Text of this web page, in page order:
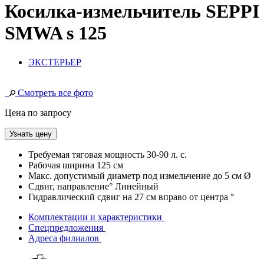
Косилка-измельчитель SEPPI
SMWA s 125
ЭКСТЕРЬЕР
Смотреть все фото
Цена по запросу
Узнать цену
Требуемая тяговая мощность 30-90 л. с.
Рабочая ширина 125 см
Макс. допустимый диаметр под измельчение до 5 см Ø
Сдвиг, направление° Линейный
Гидравлический сдвиг на 27 см вправо от центра °
Комплектации и характеристики
Спецпредложения
Адреса филиалов